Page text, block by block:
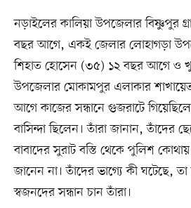
নড়াইলের কালিয়া উপজেলার বিষ্ণুপুর
বছর আগে, একই জেলার লোহাগড়া
শিহাত হোসেন (৩৫) ১২ বছর আগে ও
উপজেলার মোকামপুর এলাকার
আগে কাজের সন্ধানে গুজরাটে
বাসিন্দা ছিলেন। তাঁরা জানান, তাঁদের
বাবাদের সুরাট বস্তি থেকে পুলিশ
জানেন না। তাঁদের ভাগ্যে কী ঘটেছে, তা
স্বজনদের সন্ধান চান তাঁরা।